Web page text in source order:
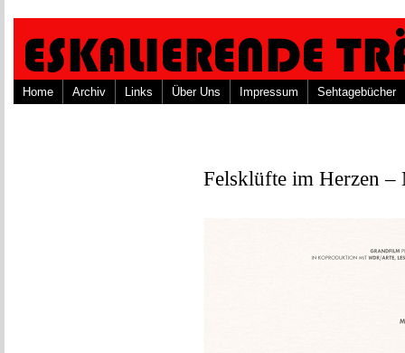
Home Archiv Links Über Uns Impressum Sehtagebücher
Felsklüfte im Herzen –